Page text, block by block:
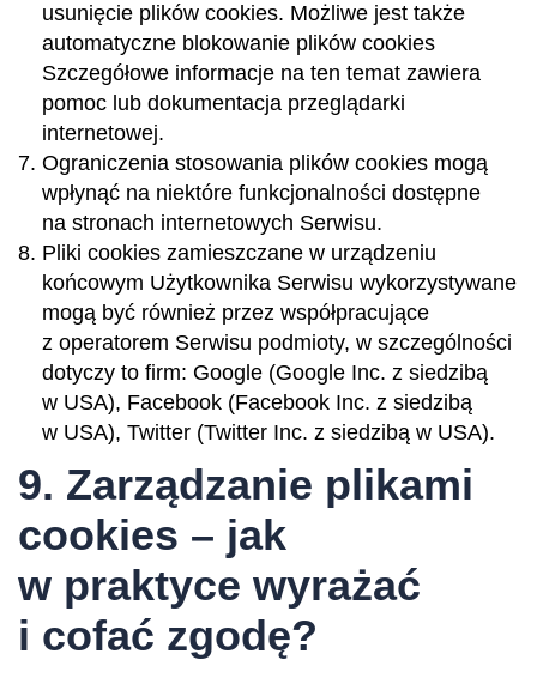
usunięcie plików cookies. Możliwe jest także
automatyczne blokowanie plików cookies
Szczegółowe informacje na ten temat zawiera
pomoc lub dokumentacja przeglądarki
internetowej.
Ograniczenia stosowania plików cookies mogą
wpłynąć na niektóre funkcjonalności dostępne
na stronach internetowych Serwisu.
Pliki cookies zamieszczane w urządzeniu
końcowym Użytkownika Serwisu wykorzystywane
mogą być również przez współpracujące
z operatorem Serwisu podmioty, w szczególności
dotyczy to firm: Google (Google Inc. z siedzibą
w USA), Facebook (Facebook Inc. z siedzibą
w USA), Twitter (Twitter Inc. z siedzibą w USA).
9. Zarządzanie plikami
cookies – jak
w praktyce wyrażać
i cofać zgodę?